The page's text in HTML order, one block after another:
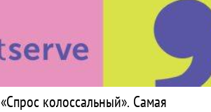
«Спрос колоссальный». Самая